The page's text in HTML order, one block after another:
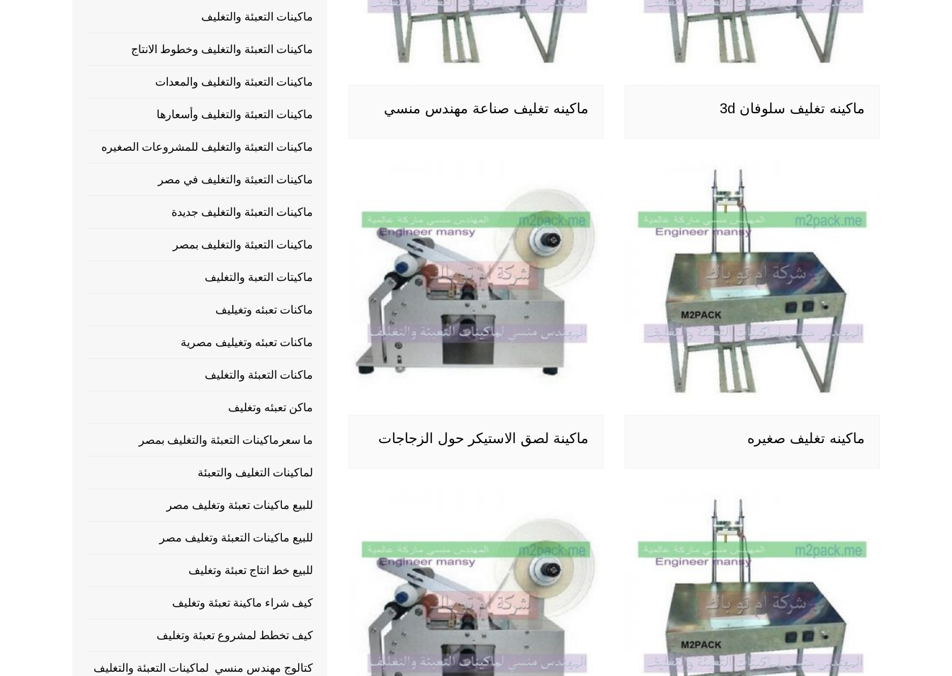
ماكينه تغليف سلوفان 3d ماكينه تغليف صناعة مهندس منسي
ماكينه تغليف صغيره ماكينة لصق الاستيكر حول الزجاجات
ماكينات التعبئة والتغليف
ماكينات التعبئة والتغليف وخطوط الانتاج
ماكينات التعبئة والتغليف والمعدات
ماكينات التعبئة والتغليف وأسعارها
ماكينات التعبئة والتغليف للمشروعات الصغيره
ماكينات التعبئة والتغليف في مصر
ماكينات التعبئة والتغليف جديدة
ماكينات التعبئة والتغليف بمصر
ماكيتات التعبة والتغليف
ماكنات تعبئه وتغيليف
ماكنات تعبئه وتغيليف مصرية
ماكنات التعبئة والتغليف
ماكن تعبئه وتغليف
ما سعرماكينات التعبئة والتغليف بمصر
لماكينات التغليف والتعبئة
للبيع ماكينات تعبئة وتغليف مصر
للبيع ماكينات التعبئة وتغليف مصر
للبيع خط انتاج تعبئة وتغليف
كيف شراء ماكينة تعبئة وتغليف
كيف تخطط لمشروع تعبئة وتغليف
كتالوج مهندس منسي لماكينات التعبئة والتغليف